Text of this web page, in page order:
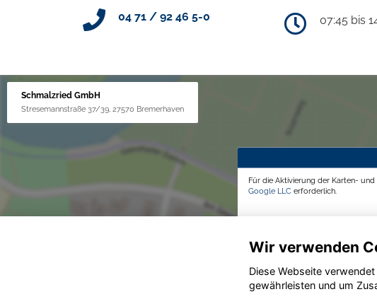
04 71 / 92 46 5-0 07:45 bis
Schmalzried GmbH
Stresemannstraße 37/39, 27570 Bremerhaven
Für die Aktivierung der Karten-
Google LLC erforderlich.
Wir verwenden
Diese Webseite
gewährleisten und um